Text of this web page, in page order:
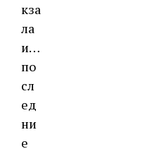
кза
ла
и…
по
сл
ед
ни
е